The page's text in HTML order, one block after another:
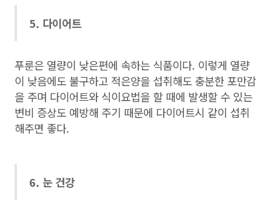
5. 다이어트
푸룬은 열량이 낮은편에 속하는 식품이다. 이렇게 열량
이 낮음에도 불구하고 적은양을 섭취해도 충분한 포만감
을 주며 다이어트와 식이요법을 할 때에 발생할 수 있는
변비 증상도 예방해 주기 때문에 다이어트시 같이 섭취
해주면 좋다.
6. 눈 건강